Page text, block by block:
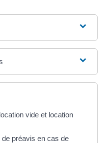
vide et location
préavis en cas de